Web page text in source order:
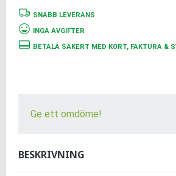
SNABB LEVERANS
INGA AVGIFTER
BETALA SÄKERT MED KORT, FAKTURA &
Ge ett omdöme!
BESKRIVNING